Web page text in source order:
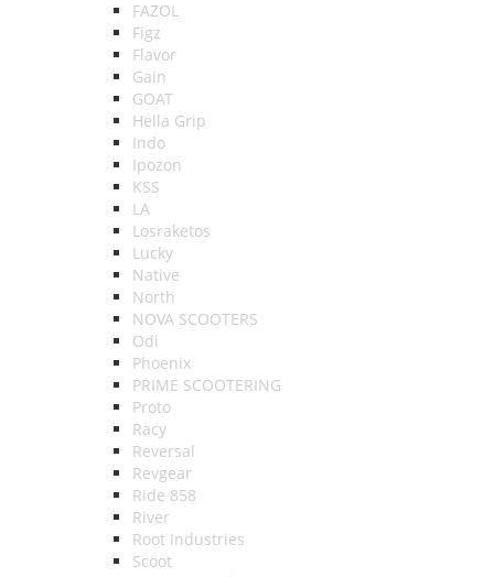
FAZOL
Figz
Flavor
Gain
GOAT
Hella Grip
Indo
Ipozon
KSS
LA
Losraketos
Lucky
Native
North
NOVA SCOOTERS
Odi
Phoenix
PRIME SCOOTERING
Proto
Racy
Reversal
Revgear
Ride 858
River
Root Industries
Scoot